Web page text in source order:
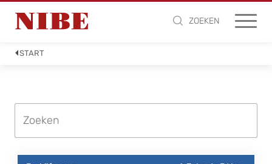
ZOEKEN
START